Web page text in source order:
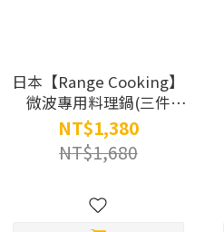
日本【Range Cooking】
微波專用料理鍋(三件
組)SA036
NT$1,380
NT$1,680